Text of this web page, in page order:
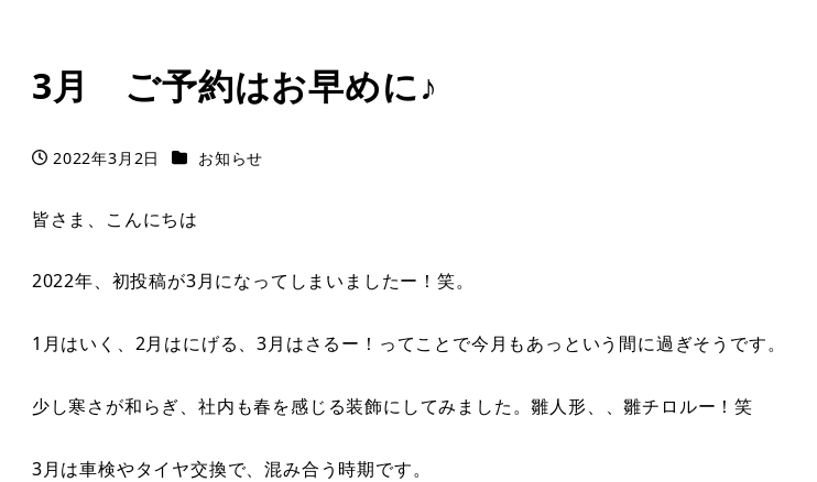
3月 ご予約はお早めに♪
投稿日
2022年3月2日 カテゴリー
お知らせ
皆さま、こんにちは
2022年、初投稿が3月になってしまいましたー！笑。
1月はいく、2月はにげる、3月はさるー！ってことで今月もあっという間に過ぎそうです。
少し寒さが和らぎ、社内も春を感じる装飾にしてみました。雛人形、、雛チロルー！笑
3月は車検やタイヤ交換で、混み合う時期です。